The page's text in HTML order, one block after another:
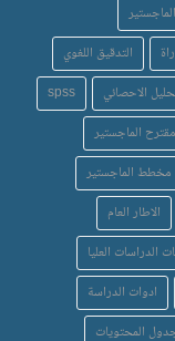
التدقيق اللغوي
الاحصائي
spss
مقترح الماجستير
مخطط الماجستير
الاطار العام
الدراسات العليا
ادوات الدراسة
المحتويات